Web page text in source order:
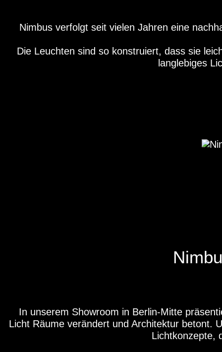
Nimbus verfolgt seit vielen Jahren eine
Die Leuchten sind so konstruiert, dass sie
langlebiges
In unserem Showroom in Berlin-Mitte
Licht Räume verändert und Architektur betont.
Lichtkonzepte,